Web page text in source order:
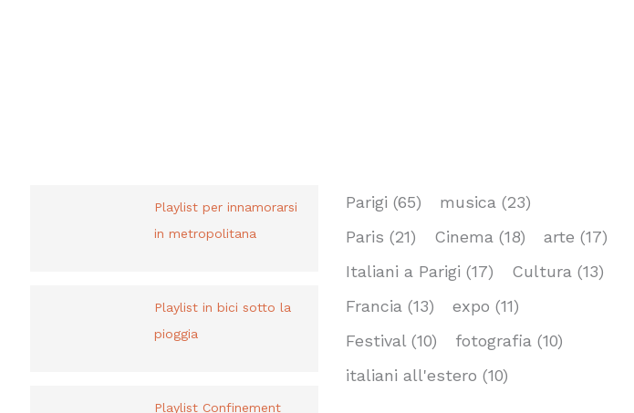
Playlist per innamorarsi
in metropolitana
Playlist in bici sotto la
pioggia
Playlist Confinement
Parigi (65) musica (23)
Paris (21) Cinema (18) arte (17)
Italiani a Parigi (17) Cultura (13)
Francia (13) expo (11)
Festival (10) fotografia (10)
italiani all'estero (10)